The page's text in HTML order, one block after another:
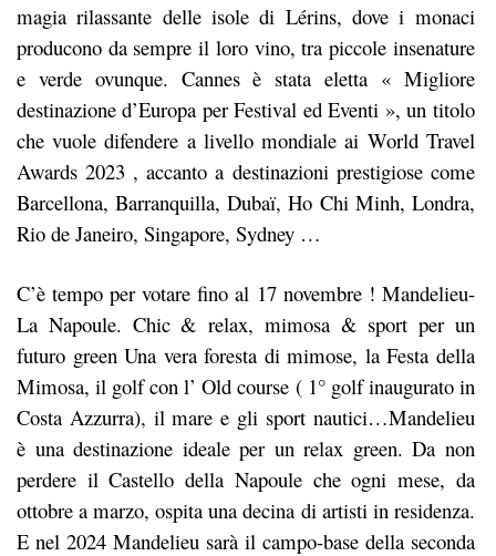
magia rilassante delle isole di Lérins, dove i monaci
producono da sempre il loro vino, tra piccole insenature
e verde ovunque. Cannes è stata eletta « Migliore
destinazione d’Europa per Festival ed Eventi », un titolo
che vuole difendere a livello mondiale ai World Travel
Awards 2023 , accanto a destinazioni prestigiose come
Barcellona, Barranquilla, Dubaï, Ho Chi Minh, Londra,
Rio de Janeiro, Singapore, Sydney …
C’è tempo per votare fino al 17 novembre ! Mandelieu-
La Napoule. Chic & relax, mimosa & sport per un
futuro green Una vera foresta di mimose, la Festa della
Mimosa, il golf con l’ Old course ( 1° golf inaugurato in
Costa Azzurra), il mare e gli sport nautici…Mandelieu
è una destinazione ideale per un relax green. Da non
perdere il Castello della Napoule che ogni mese, da
ottobre a marzo, ospita una decina di artisti in residenza.
E nel 2024 Mandelieu sarà il campo-base della seconda